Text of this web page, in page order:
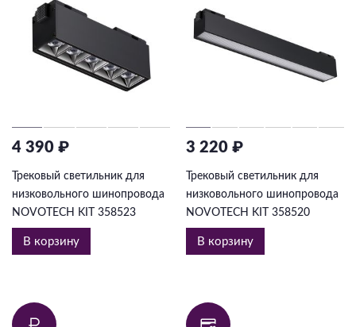
4 390 ₽
Трековый светильник для
низковольного шинопровода
NOVOTECH KIT 358523
В корзину
3 220 ₽
Трековый светильник для
низковольного шинопровода
NOVOTECH KIT 358520
В корзину